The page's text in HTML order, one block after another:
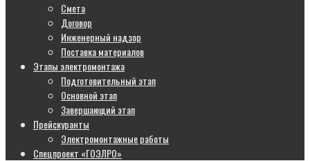
Смета
Договор
Инженерный надзор
Поставка материалов
Этапы электромонтажа
Подготовительный этап
Основной этап
Завершающий этап
Прейскуранты
Электромонтажные работы
Спецпроект «ГОЭЛРО»